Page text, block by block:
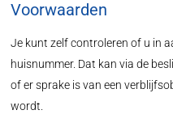
Voorwaarden
Je kunt zelf controleren of u in
huisnummer. Dat kan via de
of er sprake is van een
wordt.